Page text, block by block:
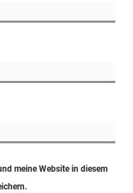
meine Website in diesem